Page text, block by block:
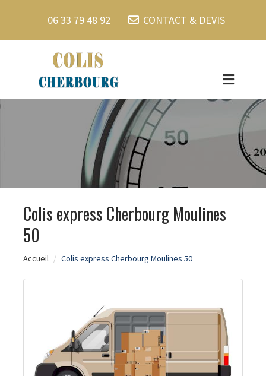
06 33 79 48 92 CONTACT & DEVIS
Colis express Cherbourg Moulines
50
Accueil Colis express Cherbourg Moulines 50